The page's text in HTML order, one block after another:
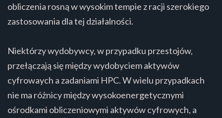
obliczenia rosną w wysokim tempie z racji szerokiego
zastosowania dla tej działalności.
Niektórzy wydobywcy, w przypadku przestojów,
przełączają się między wydobyciem aktywów
cyfrowaych a zadaniami HPC. W wielu przypadkach
nie ma różnicy między wysokoenergetycznymi
ośrodkami obliczeniowymi aktywów cyfrowych, a